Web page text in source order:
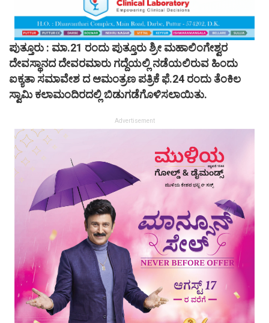
ಪುತ್ತೂರು : ಮಾ.21 ರಂದು ಪುತ್ತೂರು ಶ್ರೀ ಮಹಾಲಿಂಗೇಶ್ವರ
ದೇವಸ್ಥಾನದ ದೇವರಮಾರು ಗದ್ದೆಯಲ್ಲಿ ನಡೆಯಲಿರುವ ಹಿಂದು
ಐಕ್ಯತಾ ಸಮಾವೇಶ ದ ಆಮಂತ್ರಣ ಪತ್ರಿಕೆ ಫೆ.24 ರಂದು ತೆಂಕಿಲ
ಸ್ವಾಮಿ ಕಲಾಮಂದಿರದಲ್ಲಿ ಬಿಡುಗಡೆಗೊಳಿಸಲಾಯಿತು.
Advertisement